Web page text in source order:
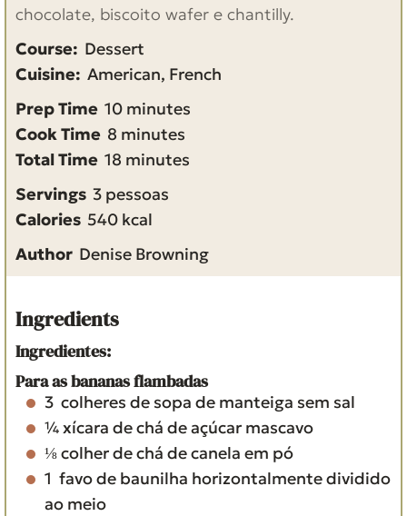
chocolate, biscoito wafer e chantilly.
Course: Dessert
Cuisine: American, French
Prep Time 10m
i
n
t
s
minutes
Cook Time 8 m
i
u
e
minutes
Total Time 18 m
n
t
minutes
Servings 3 pessoas
Calories 540 kcal
Author Denise Browning
Ingredients
Ingredientes:
Para as bananas flambadas
3 colheres de sopa de manteiga sem sal
¼xícara de chá de açúcar mascavo
⅛colher de chá de canela em pó
1 favo de baunilha horizontalmente dividido
ao meio